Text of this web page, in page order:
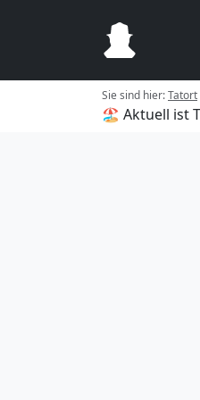
Sie sind hier:Tatort
🏖️ Aktuell ist